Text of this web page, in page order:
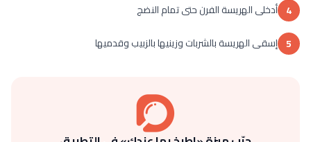
4 أدخلى الهريسة الفرن حتى تمام النضج
5 إسقى الهريسة بالشربات وزينيها بالزبيب وقدميها